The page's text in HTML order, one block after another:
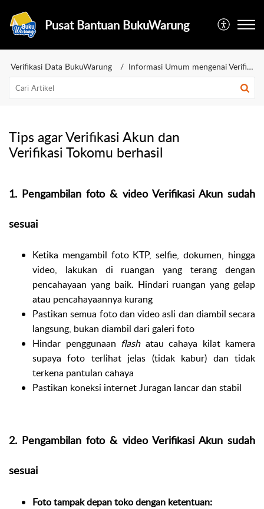
Pusat Bantuan BukuWarung
Verifikasi Data BukuWarung Informasi Umum mengenai Verifikasi Akun BukuWarung Juragan
Tips agar Verifikasi Akun dan
Verifikasi Tokomu berhasil
1. Pengambilan foto & video Verifikasi Akun sudah
sesuai
Ketika mengambil foto KTP, selfie, dokumen, hingga
video, lakukan di ruangan yang terang dengan
pencahayaan yang baik. Hindari ruangan yang gelap
atau pencahayaannya kurang
Pastikan semua foto dan video asli dan diambil secara
langsung, bukan diambil dari galeri foto
Hindar penggunaan flash atau cahaya kilat kamera
supaya foto terlihat jelas (tidak kabur) dan tidak
terkena pantulan cahaya
Pastikan koneksi internet Juragan lancar dan stabil
2. Pengambilan foto & video Verifikasi Akun sudah
sesuai
Foto tampak depan toko dengan ketentuan: